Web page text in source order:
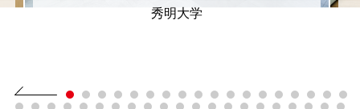
秀明大学